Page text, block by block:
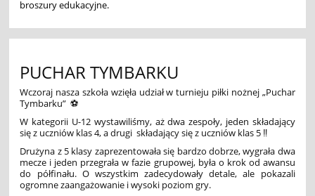
broszury edukacyjne.
PUCHAR TYMBARKU
Wczoraj nasza szkoła wzięła udział w turnieju piłki nożnej „Puchar
Tymbarku”⚽
W kategorii U-12 wystawiliśmy, aż dwa zespoły, jeden składający
się z uczniów klas 4, a drugi składający się z uczniów klas 5 ‼️
Drużyna z 5 klasy zaprezentowała się bardzo dobrze, wygrała dwa
mecze i jeden przegrała w fazie grupowej, była o krok od awansu
do półfinału. O wszystkim zadecydowały detale, ale pokazali
ogromne zaangażowanie i wysoki poziom gry.